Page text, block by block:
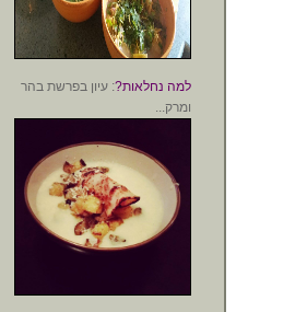
למה נחלאות?: עיון בפרשת בהר
ומרק...